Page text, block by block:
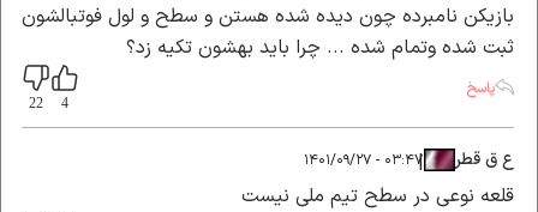
بازیکن نامبرده چون دیده شده هستن و سطح و لول فوتبالشون
ثبت شده وتمام شده ... چرا باید بهشون تکیه زد؟
پاسخ
ع ق قطر|
|۰۳:۴۷ - ۱۴۰۱/۰۹/۲۷
قلعه نوعی در سطح تیم ملی نیست